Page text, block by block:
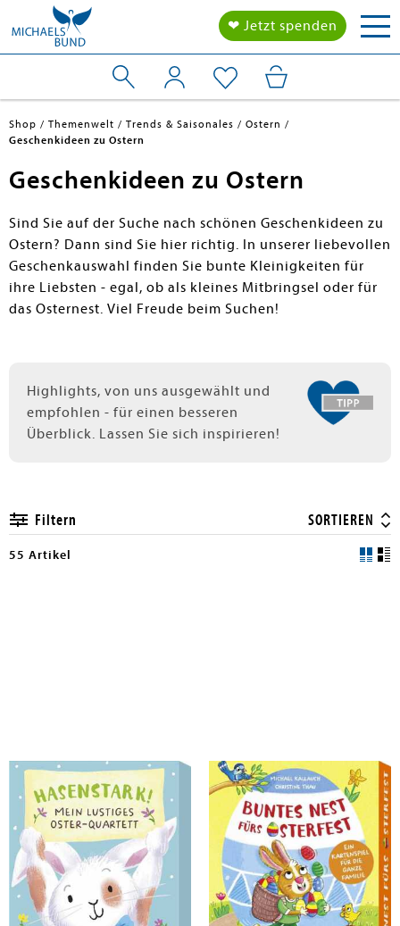
❤ Jetzt spenden
Shop Themenwelt Trends & Saisonales
Ostern
Geschenkideen zu Ostern
Geschenkideen zu Ostern
Sind Sie auf der Suche nach schönen Geschenkideen zu
Ostern? Dann sind Sie hier richtig. In unserer liebevollen
Geschenkauswahl finden Sie bunte Kleinigkeiten für
ihre Liebsten - egal, ob als kleines Mitbringsel oder für
das Osternest. Viel Freude beim Suchen!
Highlights, von uns ausgewählt und
empfohlen - für einen besseren
Überblick. Lassen Sie sich inspirieren!
Filtern SORTIEREN
55 Artikel